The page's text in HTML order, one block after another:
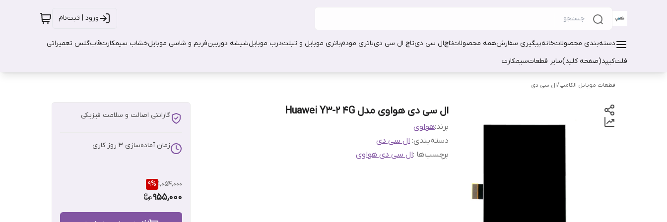
ورود | ثبت‌نام
دسته‌بندی محصولاتخانهپیگیری سفارشهمه محصولاتتاچال سی دیتاچ ال سی دیباتری مودمباتری موبایل و تبلتدرب موبایلشیشه دوربینفریم و شاسی موبایلخشاب سیمکارتقابگلس تعمیراتی
فلتکیپد(صفحه کلید)سایر قطعاتسیمکارت
قطعات موبایل الکامپ/ال سی دی
ال سی دی هواوی مدل Huawei Y3-2 4G
برند:هواوی
دسته‌بندی: ال سی دی
برچسب‌ها :ال سی دی هواوی
گارانتی اصالت و سلامت فیزیکی
زمان آماده‌سازی 3 روز کاری
1,054,000
9%
955,000